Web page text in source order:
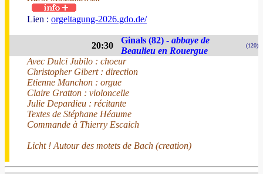
Lien : orgeltagung-2026.gdo.de/
20:30
Ginals (82) - abbaye de
Beaulieu en Rouergue
(120)
Avec Dulci Jubilo : choeur
Christopher Gibert : direction
Etienne Manchon : orgue
Claire Gratton : violoncelle
Julie Depardieu : récitante
Textes de Stéphane Héaume
Commande à Thierry Escaich
Licht ! Autour des motets de Bach (creation)